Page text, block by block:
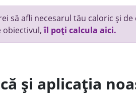
să afli necesarul tău caloric și
obiectivul,îl poți calcula aici.
și aplicația